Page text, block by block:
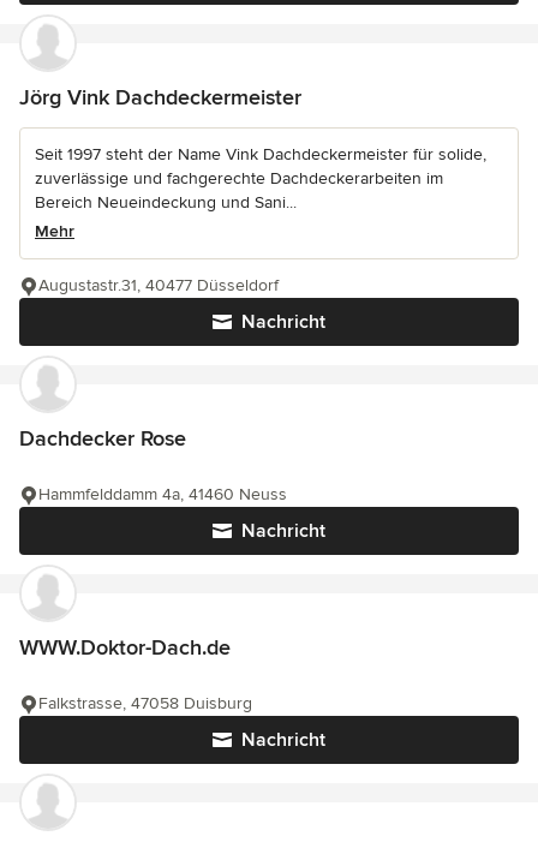
Jörg Vink Dachdeckermeister
Seit 1997 steht der Name Vink Dachdeckermeister für solide,
zuverlässige und fachgerechte Dachdeckerarbeiten im
Bereich Neueindeckung und Sani...
Mehr
Nachricht
Augustastr.31, 40477 Düsseldorf
Dachdecker Rose
Nachricht
Hammfelddamm 4a, 41460 Neuss
WWW.Doktor-Dach.de
Nachricht
Falkstrasse, 47058 Duisburg